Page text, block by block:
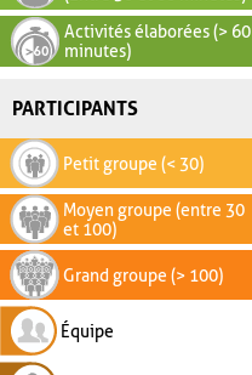
Activités élaborées (> 60
minutes)
PARTICIPANTS
Petit groupe (< 30)
Moyen groupe (entre 30
et 100)
Grand groupe (> 100)
Équipe